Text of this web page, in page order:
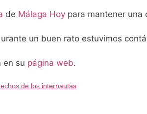
de Málaga Hoy para mantener una
un buen rato estuvimos
en su página web.
de los internautas